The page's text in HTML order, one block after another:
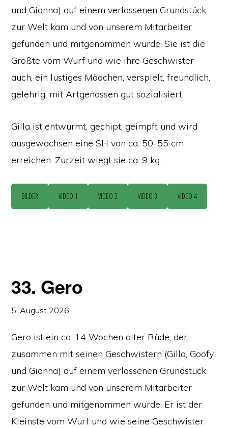
und Gianna) auf einem verlassenen Grundstück
zur Welt kam und von unserem Mitarbeiter
gefunden und mitgenommen wurde. Sie ist die
Größte vom Wurf und wie ihre Geschwister
auch, ein lustiges Mädchen, verspielt, freundlich,
gelehrig, mit Artgenossen gut sozialisiert.
Gilla ist entwurmt, gechipt, geimpft und wird
ausgewachsen eine SH von ca. 50-55 cm
erreichen. Zurzeit wiegt sie ca. 9 kg.
BILDER VIDEO 1 VIDEO 2 VIDEO 3 VIDEO 4
33. Gero
5. August 2026
Gero ist ein ca. 14 Wochen alter Rüde, der
zusammen mit seinen Geschwistern (Gilla, Goofy
und Gianna) auf einem verlassenen Grundstück
zur Welt kam und von unserem Mitarbeiter
gefunden und mitgenommen wurde. Er ist der
Kleinste vom Wurf und wie seine Geschwister